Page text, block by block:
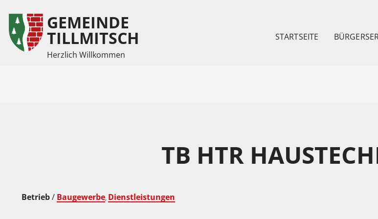
Inhalt
Accesskey
Hauptmenü
Accesskey
GEMEINDE
TILLMITSCH
Herzlich Willkommen
STARTSEITE
TB HTR
Betrieb/ Baugewerbe, Dienstleistungen